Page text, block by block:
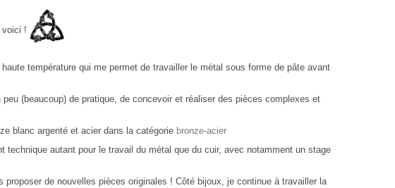
voici !
température qui me permet de travailler le métal sous forme de pâte avant
(beaucoup) de pratique, de concevoir et réaliser des pièces complexes et
blanc argenté et acier dans la catégorie bronze-acier
technique autant pour le travail du métal que du cuir, avec notamment un stage
de nouvelles pièces originales ! Côté bijoux, je continue à travailler la